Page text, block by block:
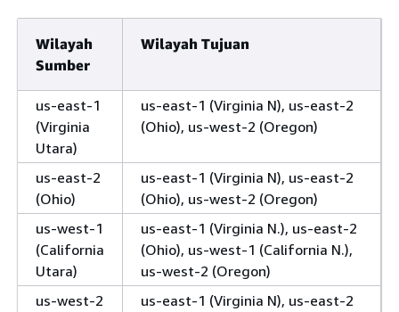
Wilayah
Sumber
Wilayah Tujuan
us-east-1
(Virginia
Utara)
us-east-1 (Virginia N), us-east-2
(Ohio), us-west-2 (Oregon)
us-east-2
(Ohio)
us-east-1 (Virginia N), us-east-2
(Ohio), us-west-2 (Oregon)
us-west-1
(California
Utara)
us-east-1 (Virginia N.), us-east-2
(Ohio), us-west-1 (California N.),
us-west-2 (Oregon)
us-west-2
us-east-1 (Virginia N), us-east-2